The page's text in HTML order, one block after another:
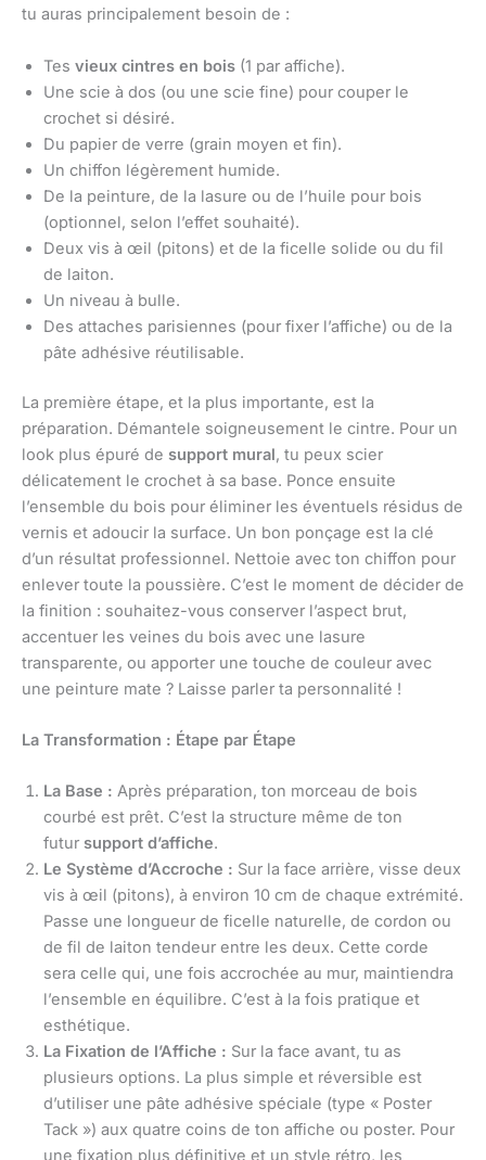
tu auras principalement besoin de :
Tes vieux cintres en bois (1 par affiche).
Une scie à dos (ou une scie fine) pour couper le
crochet si désiré.
Du papier de verre (grain moyen et fin).
Un chiffon légèrement humide.
De la peinture, de la lasure ou de l’huile pour bois
(optionnel, selon l’effet souhaité).
Deux vis à œil (pitons) et de la ficelle solide ou du fil
de laiton.
Un niveau à bulle.
Des attaches parisiennes (pour fixer l’affiche) ou de la
pâte adhésive réutilisable.
La première étape, et la plus importante, est la
préparation. Démantele soigneusement le cintre. Pour un
look plus épuré de support mural, tu peux scier
délicatement le crochet à sa base. Ponce ensuite
l’ensemble du bois pour éliminer les éventuels résidus de
vernis et adoucir la surface. Un bon ponçage est la clé
d’un résultat professionnel. Nettoie avec ton chiffon pour
enlever toute la poussière. C’est le moment de décider de
la finition : souhaitez-vous conserver l’aspect brut,
accentuer les veines du bois avec une lasure
transparente, ou apporter une touche de couleur avec
une peinture mate ? Laisse parler ta personnalité !
La Transformation : Étape par Étape
La Base : Après préparation, ton morceau de bois
courbé est prêt. C’est la structure même de ton
futur support d’affiche.
Le Système d’Accroche : Sur la face arrière, visse deux
vis à œil (pitons), à environ 10 cm de chaque extrémité.
Passe une longueur de ficelle naturelle, de cordon ou
de fil de laiton tendeur entre les deux. Cette corde
sera celle qui, une fois accrochée au mur, maintiendra
l’ensemble en équilibre. C’est à la fois pratique et
esthétique.
La Fixation de l’Affiche : Sur la face avant, tu as
plusieurs options. La plus simple et réversible est
d’utiliser une pâte adhésive spéciale (type « Poster
Tack ») aux quatre coins de ton affiche ou poster. Pour
une fixation plus définitive et un style rétro, les